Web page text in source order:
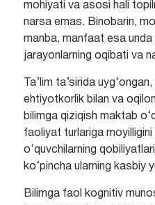
mohiyati va asosi hali
narsa emas. Binobarin,
manba, manfaat esa
jarayonlarning oqibati va
Ta’lim ta’sirida
ehtiyotkorlik bilan va
bilimga qiziqish maktab
faoliyat turlariga moyilligini
o‘quvchilarning
ko‘pincha ularning kasbiy
Bilimga faol kognitiv